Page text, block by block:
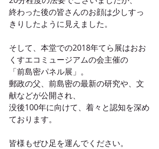
終わった後の皆さんのお顔は少しすっ
きりしたように見えました。
そして、本堂での2018年てら展はおお
くすエコミュージアムの会主催の
「前島密パネル展」。
郵政の父、前島密の最新の研究や、文
献などが公開され、
没後100年に向けて、着々と認知を深め
ております。
皆様もぜひ足を運んでください。